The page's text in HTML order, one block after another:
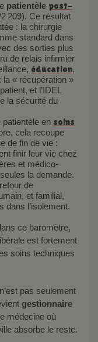
patientèle post-
209). Ce résultat
: la chirurgie
standard dans
des sorties plus
de relais infirmier
éducation,
la « récupération »
et l’IDEL
la sécurité du
en soins
cela recoupe
de fin de vie :
finir leur vie chez
et médico-
la demande.
de
et familial,
dans l’isolement.
ce baromètre,
est fortement
soins techniques
n’est pas seulement
gestionnaire
médecine où
absorbe le reste.